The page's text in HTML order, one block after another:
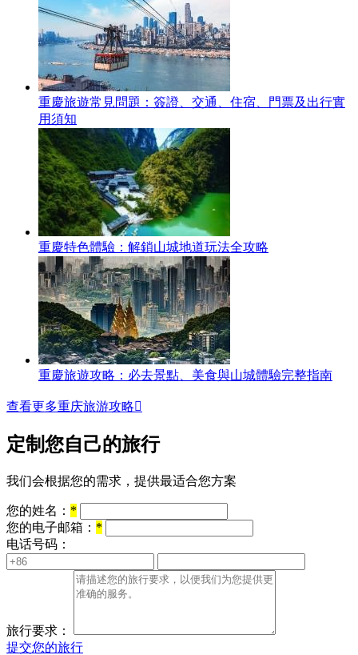
重慶旅遊常見問題：簽證、交通、住宿、門票及出行實
用須知
重慶特色體驗：解鎖山城地道玩法全攻略
重慶旅遊攻略：必去景點、美食與山城體驗完整指南
查看更多重庆旅游攻略
定制您自己的旅行
我们会根据您的需求，提供最适合您方案
您的姓名： *
您的电子邮箱： *
电话号码：
旅行要求：
提交您的旅行